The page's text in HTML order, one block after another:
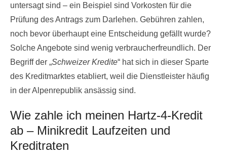
untersagt sind – ein Beispiel sind Vorkosten für die
Prüfung des Antrags zum Darlehen. Gebühren zahlen,
noch bevor überhaupt eine Entscheidung gefällt wurde?
Solche Angebote sind wenig verbraucherfreundlich. Der
Begriff der „Schweizer Kredite“ hat sich in dieser Sparte
des Kreditmarktes etabliert, weil die Dienstleister häufig
in der Alpenrepublik ansässig sind.
Wie zahle ich meinen Hartz-4-Kredit
ab – Minikredit Laufzeiten und
Kreditraten